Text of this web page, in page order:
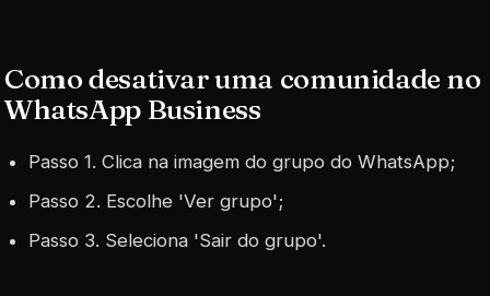
Como desativar uma comunidade no
WhatsApp Business
Passo 1. Clica na imagem do grupo do WhatsApp;
Passo 2. Escolhe 'Ver grupo';
Passo 3. Seleciona 'Sair do grupo'.